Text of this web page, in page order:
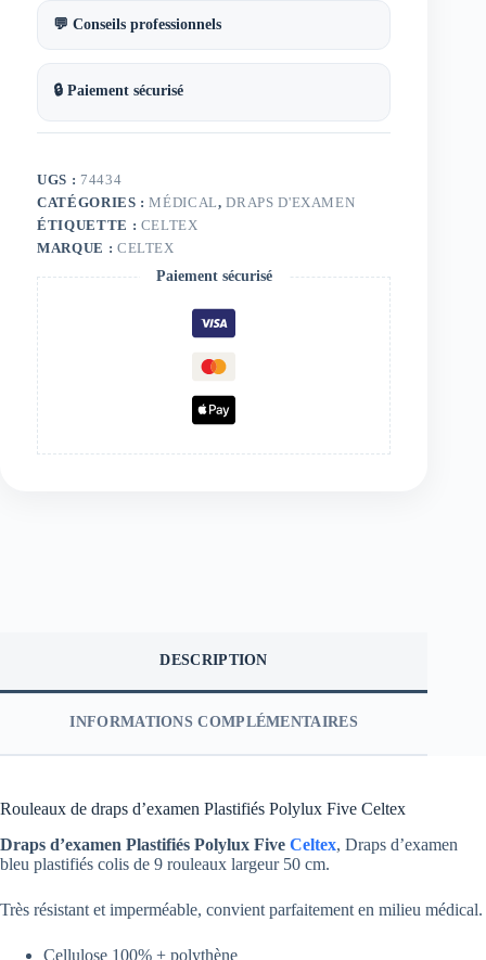
💬 Conseils professionnels
🔒 Paiement sécurisé
UGS : 74434
CATÉGORIES :MÉDICAL,DRAPS D'EXAMEN
ÉTIQUETTE : CELTEX
MARQUE : CELTEX
Paiement sécurisé
DESCRIPTION
INFORMATIONS COMPLÉMENTAIRES
Rouleaux de draps d’examen Plastifiés Polylux Five Celtex
Draps d’examen Plastifiés Polylux Five Celtex, Draps d’examen
bleu plastifiés colis de 9 rouleaux largeur 50 cm.
Très résistant et imperméable, convient parfaitement en milieu médical.
Cellulose 100% + polythène